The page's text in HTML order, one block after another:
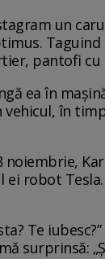
un
pantofi cu
ea în
în
noiembrie,
robot Tesla.
Te
surprinsă: